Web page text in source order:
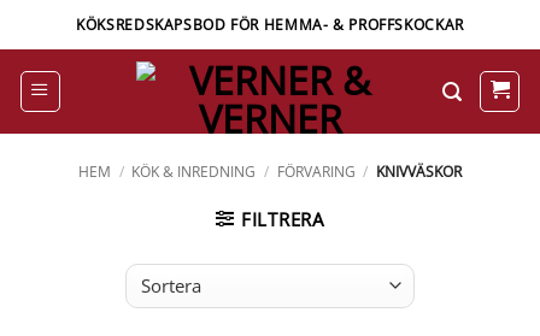
to
content
KÖKSREDSKAPSBOD FÖR HEMMA- & PROFFSKOCKAR
HEM / KÖK & INREDNING / FÖRVARING / KNIVVÄSKOR
FILTRERA